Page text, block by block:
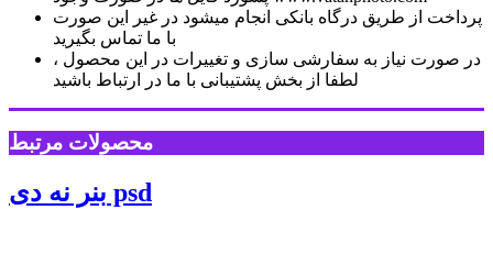
پرداخت از طریق درگاه بانکی انجام میشود در غیر این صورت
با ما تماس بگیرید
در صورت نیاز به سفارشی سازی و تغییرات در این محصول ،
لطفا از بخش پشتیبانی با ما در ارتباط باشید
محصولات مرتبط
بنر نه دی psd